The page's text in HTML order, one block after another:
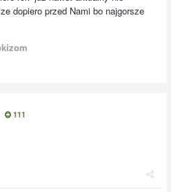
dopiero przed Nami bo najgorsze
111